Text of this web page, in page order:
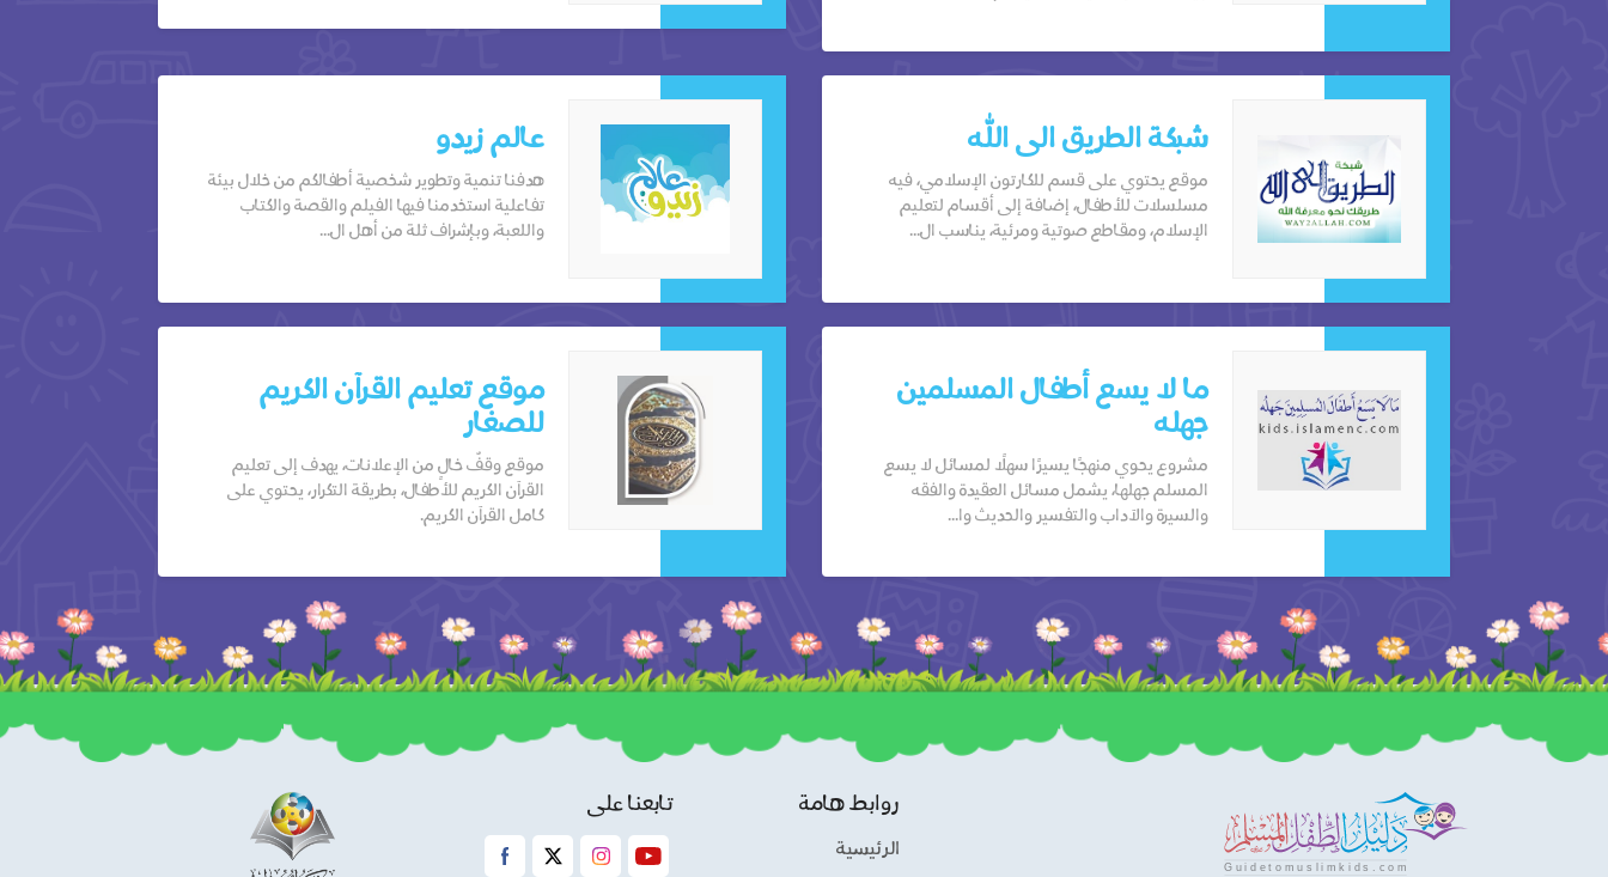
شبكة الطريق الى الله
موقع يحتوي على قسم للكارتون الإسلامي، فيه
مسلسلات للأطفال، إضافة إلى أقسام لتعليم
الإسلام، ومقاطع صوتية ومرئية، يناسب ال...
عالم زيدو
هدفنا تنمية وتطوير شخصية أطفالكم من خلال بيئة
تفاعلية استخدمنا فيها الفيلم والقصة والكتاب
واللعبة، وبإشراف ثلة من أهل ال...
ما لا يسع أطفال المسلمين
جهله
مشروع يحوي منهجًا يسيرًا سهلًا لمسائل لا يسع
المسلم جهلها، يشمل مسائل العقيدة والفقه
والسيرة والآداب والتفسير والحديث وا...
موقع تعليم القرآن الكريم
للصغار
موقع وقفٌ خالٍ من الإعلانات، يهدف إلى تعليم
القرآن الكريم للأطفال، بطريقة التكرار، يحتوي على
كامل القرآن الكريم.
روابط هامة
الرئيسية
تابعنا على